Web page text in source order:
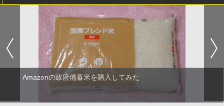
Amazonの政府備蓄米を購入してみた